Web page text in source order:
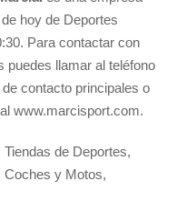
hoy de Deportes
Para contactar con
puedes llamar al teléfono
contacto principales o
www.marcisport.com.
de Deportes,
Coches y Motos,